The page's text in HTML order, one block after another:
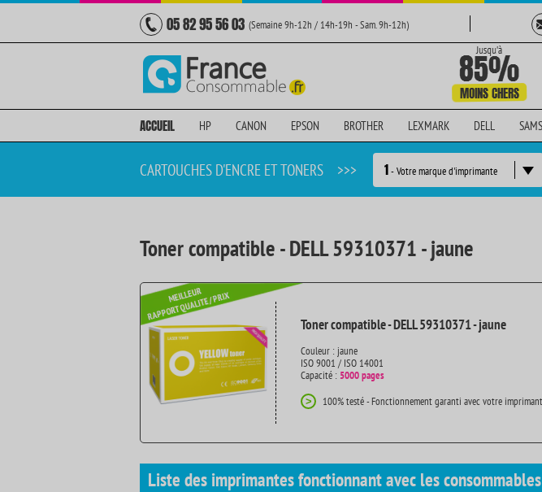
05 82 95 56 03 (Semaine 9h-12h / 14h-19h - Sam. 9h-12h)
ACCUEIL HP CANON EPSON BROTHER LEXMARK DELL
CARTOUCHES D'ENCRE ET TONERS >>> 1- Votre marque d'imprimante
Toner compatible - DELL 59310371 - jaune
Toner compatible - DELL 59310371 - jaune
Couleur : jaune
ISO 9001 / ISO 14001
Capacité : 5000 pages
> 100% testé - Fonctionnement garanti avec votre
Liste des imprimantes fonctionnant avec les